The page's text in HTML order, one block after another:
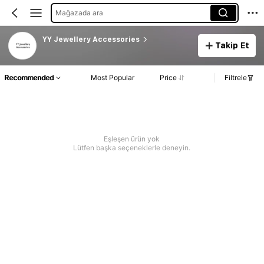
Mağazada ara
YY Jewellery Accessories
Takip Et
Recommended Most Popular Price Filtrele
Eşleşen ürün yok
Lütfen başka seçeneklerle deneyin.